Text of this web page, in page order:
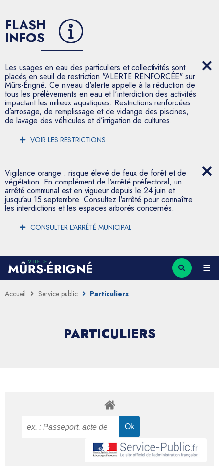
FLASH
INFOS
Les usages en eau des particuliers et collectivités sont
placés en seuil de restriction "ALERTE RENFORCÉE" sur
Mûrs-Érigné. Ce niveau d'alerte appelle à la réduction de
tous les prélèvements en eau et l'interdiction des activités
impactant les milieux aquatiques. Restrictions renforcées
d’arrosage, de remplissage et de vidange des piscines,
de lavage des véhicules et d’irrigation de cultures.
VOIR LES RESTRICTIONS
Vigilance orange : risque élevé de feux de forêt et de
végétation. En complément de l'arrêté préfectoral, un
arrêté communal est en vigueur depuis le 24 juin et
jusqu'au 15 septembre. Consultez l'arrêté pour connaître
les interdictions et les espaces arborés concernés.
CONSULTER L'ARRÊTÉ MUNICIPAL
Accueil Service public Particuliers
PARTICULIERS